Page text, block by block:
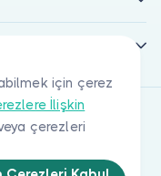
için çerez
İlişkin
çerezleri